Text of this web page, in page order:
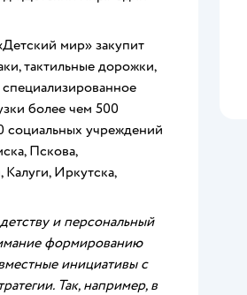
мир» закупит
тактильные дорожки,
более чем 500
социальных учреждений
Пскова,
Иркутска,
и персональный
формированию
инициативы с
Так, например, в